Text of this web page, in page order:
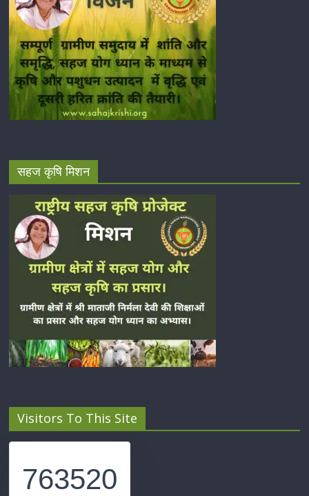
सहज कृषि मिशन
Visitors To This Site
763520